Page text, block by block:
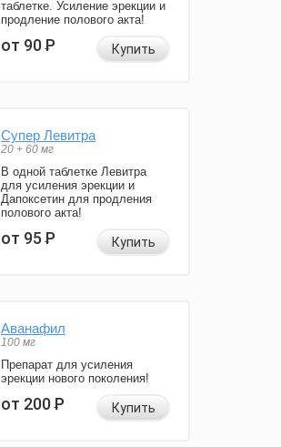
таблетке. Усиление эрекции и
продление полового акта!
от 90Р Купить
Супер Левитра
20 + 60 мг
В одной таблетке Левитра
для усиления эрекции и
Дапоксетин для продления
полового акта!
от 95Р Купить
Аванафил
100 мг
Препарат для усиления
эрекции нового поколения!
от 200Р Купить